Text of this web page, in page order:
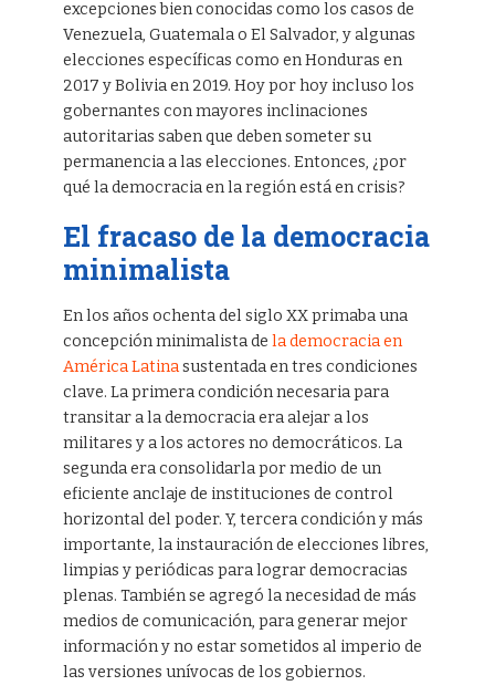
excepciones bien conocidas como los casos de
Venezuela, Guatemala o El Salvador, y algunas
elecciones específicas como en Honduras en
2017 y Bolivia en 2019. Hoy por hoy incluso los
gobernantes con mayores inclinaciones
autoritarias saben que deben someter su
permanencia a las elecciones. Entonces, ¿por
qué la democracia en la región está en crisis?
El fracaso de la democracia
minimalista
En los años ochenta del siglo XX primaba una
concepción minimalista de la democracia en
América Latinasustentada en tres condiciones
clave. La primera condición necesaria para
transitar a la democracia era alejar a los
militares y a los actores no democráticos. La
segunda era consolidarla por medio de un
eficiente anclaje de instituciones de control
horizontal del poder. Y, tercera condición y más
importante, la instauración de elecciones libres,
limpias y periódicas para lograr democracias
plenas. También se agregó la necesidad de más
medios de comunicación, para generar mejor
información y no estar sometidos al imperio de
las versiones unívocas de los gobiernos.